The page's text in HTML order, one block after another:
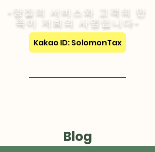
-양질의 서비스와 고객의 만
족이 저희의 사명입니다-
Kakao ID: SolomonTax
Blog